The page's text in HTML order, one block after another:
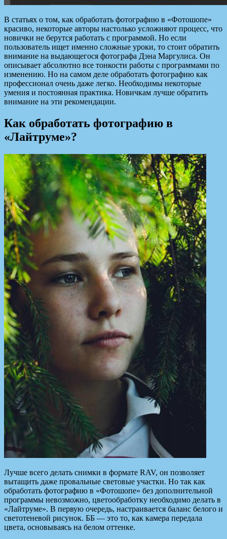
В статьях о том, как обработать фотографию в «Фотошопе»
красиво, некоторые авторы настолько усложняют процесс, что
новички не берутся работать с программой. Но если
пользователь ищет именно сложные уроки, то стоит обратить
внимание на выдающегося фотографа Дэна Маргулиса. Он
описывает абсолютно все тонкости работы с программами по
изменению. Но на самом деле обработать фотографию как
профессионал очень даже легко. Необходимы некоторые
умения и постоянная практика. Новичкам лучше обратить
внимание на эти рекомендации.
Как обработать фотографию в
«Лайтруме»?
Лучше всего делать снимки в формате RAV, он позволяет
вытащить даже провальные световые участки. Но так как
обработать фотографию в «Фотошопе» без дополнительной
программы невозможно, цветообработку необходимо делать в
«Лайтруме». В первую очередь, настраивается баланс белого и
светотеневой рисунок. ББ — это то, как камера передала
цвета, основываясь на белом оттенке.